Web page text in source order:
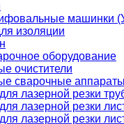
машинки
изоляции
оборудование
очистители
сварочные аппараты
лазерной резки
лазерной резки
лазерной резки